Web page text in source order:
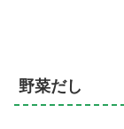
野菜だし